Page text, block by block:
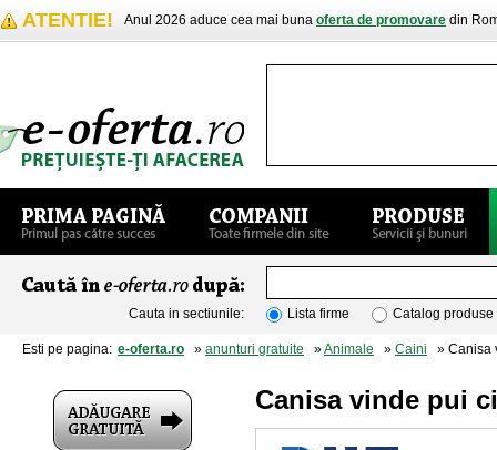
ATENTIE! Anul 2026 aduce cea mai buna oferta de promovare din
Cauta in sectiunile: Lista firme Catalog produse
Esti pe pagina: e-oferta.ro » anunturi gratuite »Animale » Caini » Canisa
Canisa vinde pui